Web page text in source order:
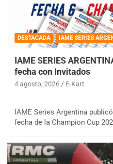
DESTACADA IAME SERIES
IAME SERIES
fecha con Invitados
4 agosto, 2026 E-Kart
IAME Series Argentina
fecha de la Champion Cup